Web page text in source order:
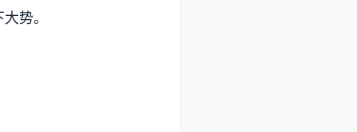
势。